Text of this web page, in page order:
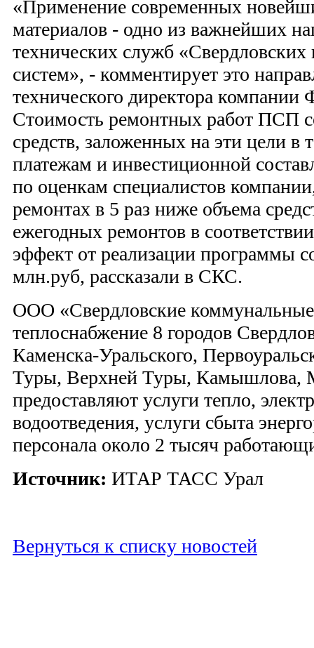
«Применение современных
материалов - одно из важнейших
технических служб
систем», - комментирует это
технического директора компании
Стоимость ремонтных работ ПСП
средств, заложенных на эти цели в
платежам и инвестиционной
по оценкам специалистов
ремонтах в 5 раз ниже объема
ежегодных ремонтов в
эффект от реализации программы
млн.руб, рассказали в СКС.
ООО «Свердловские коммунальные
теплоснабжение 8 городов
Каменска-Уральского,
Туры, Верхней Туры, Камышлова,
предоставляют услуги тепло,
водоотведения, услуги сбыта
персонала около 2 тысяч
Источник: ИТАР ТАСС Урал
Вернуться к списку новостей